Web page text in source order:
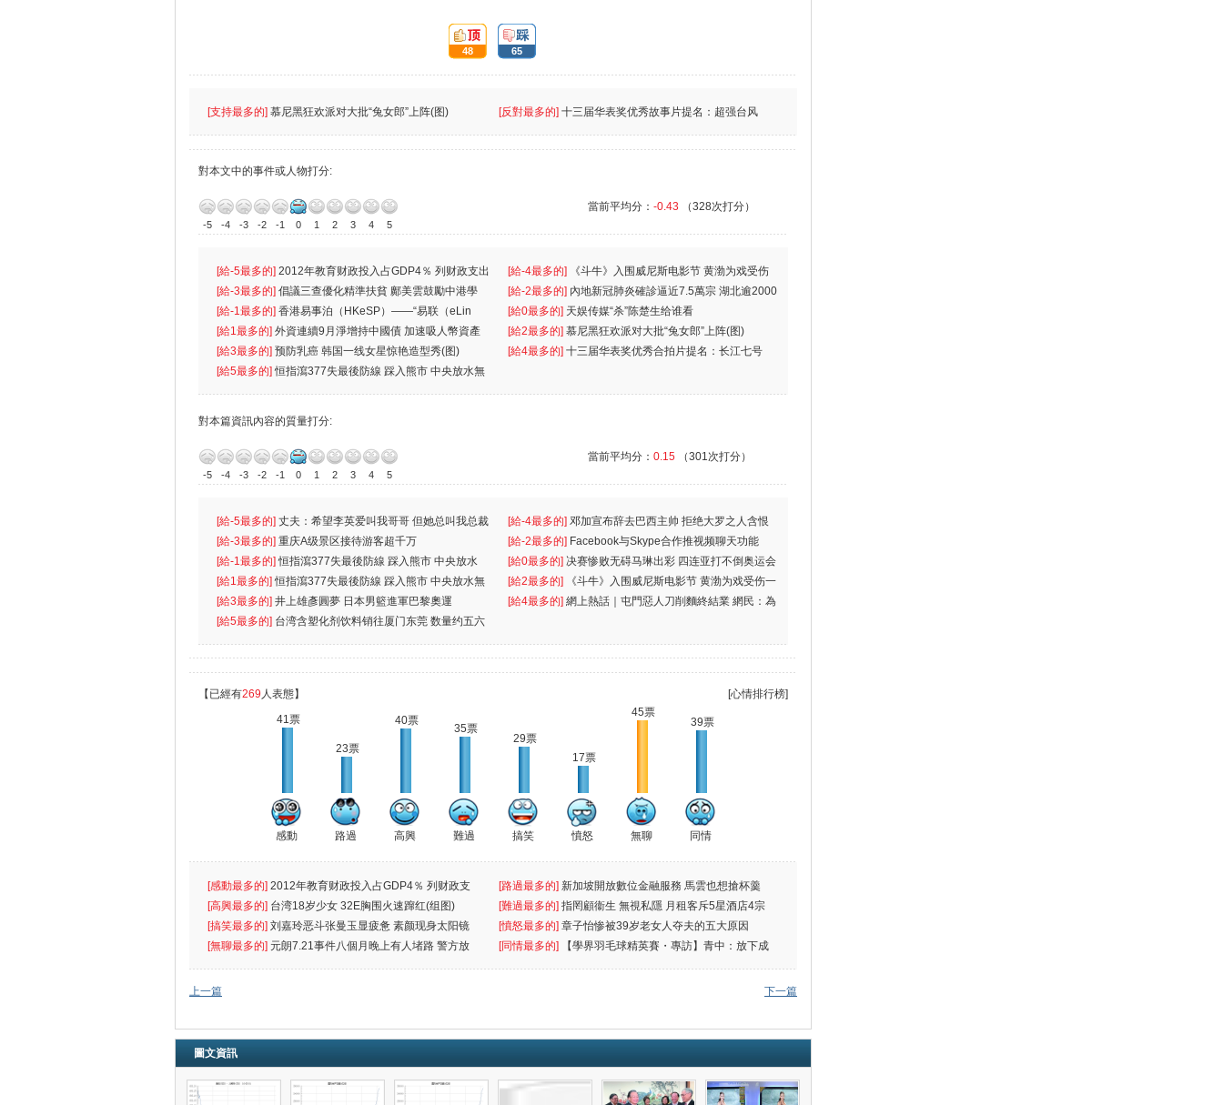
頂:
48
踩:
65
[支持最多的] 慕尼黑狂欢派对大批“兔女郎”上阵(图) [反對最多的] 十三届华表奖优秀故事片提名：超强台风
對本文中的事件或人物打分:
-5 -4 -3 -2 -1 0 1 2 3 4 5
當前平均分： -0.43 （328次打分）
[給-5最多的] 2012年教育财政投入占GDP4％ 列财政支出
首位
[給-4最多的]
《斗牛》入围威尼斯电影节 黄渤为戏受伤
一
[給-3最多的] 倡議三查優化精準扶貧 鄺美雲鼓勵中港學
生
[給-2最多的] 內地新冠肺炎確診逼近7.5萬宗 湖北逾2000
人
[給-1最多的] 香港易事泊（HKeSP）——“易联（eLin
k）”项目
[給0最多的] 天娱传媒“杀”陈楚生给谁看
[給1最多的] 外資連續9月淨增持中國債 加速吸人幣資產 [給2最多的] 慕尼黑狂欢派对大批“兔女郎”上阵(图)
[給3最多的] 预防乳癌 韩国一线女星惊艳造型秀(图) [給4最多的] 十三届华表奖优秀合拍片提名：长江七号
[給5最多的]恒指瀉377失最後防線 踩入熊市 中央放水無
對本篇資訊內容的質量打分:
-5 -4 -3 -2 -1 0 1 2 3 4 5
當前平均分： 0.15 （301次打分）
[給-5最多的] 丈夫：希望李英爱叫我哥哥 但她总叫我总裁
先
[給-4最多的] 邓加宣布辞去巴西主帅 拒绝大罗之人含恨
离
[給-3最多的] 重庆A级景区接待游客超千万 [給-2最多的] Facebook与Skype合作推视频聊天功能
[給-1最多的]恒指瀉377失最後防線 踩入熊市 中央放水
無
[給0最多的] 决赛惨败无碍马琳出彩 四连亚打不倒奥运会
[給1最多的]恒指瀉377失最後防線 踩入熊市 中央放水無 [給2最多的]
《斗牛》入围威尼斯电影节 黄渤为戏受伤一
[給3最多的] 井上雄彥圓夢 日本男籃進軍巴黎奧運 [給4最多的] 網上熱話｜屯門惡人刀削麵終結業 網民：為
[給5最多的] 台湾含塑化剂饮料销往厦门东莞 数量约五六
[心情排行榜]
【已經有269 人表態】
41票
感動
23票
路過
40票
高興
35票
難過
29票
搞笑
17票
憤怒
45票
無聊
39票
同情
[感動最多的] 2012年教育财政投入占GDP4％ 列财政支
出首位
[路過最多的] 新加坡開放數位金融服務 馬雲也想搶杯羹
[高興最多的] 台湾18岁少女 32E胸围火速蹿红(组图) [難過最多的] 指罔顧衞生 無視私隱 月租客斥5星酒店4宗
罪
[搞笑最多的] 刘嘉玲恶斗张曼玉显疲惫 素颜现身太阳镜
遮
[憤怒最多的] 章子怡惨被39岁老女人夺夫的五大原因
[無聊最多的] 元朗7.21事件八個月晚上有人堵路 警方放
[同情最多的]
【學界羽毛球精英賽・專訪】青中：放下成
上一篇
下一篇
圖文資訊